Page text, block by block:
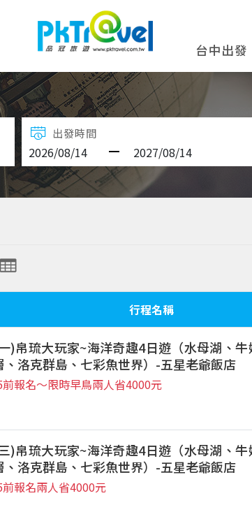
台中出發
出發時間
行程名稱
)帛琉大玩家~海洋奇趣4日遊（水母湖、牛
、洛克群島、七彩魚世界）-五星老爺飯店
報名～限時早鳥兩人省4000元
)帛琉大玩家~海洋奇趣4日遊（水母湖、牛
、洛克群島、七彩魚世界）-五星老爺飯店
報名兩人省4000元